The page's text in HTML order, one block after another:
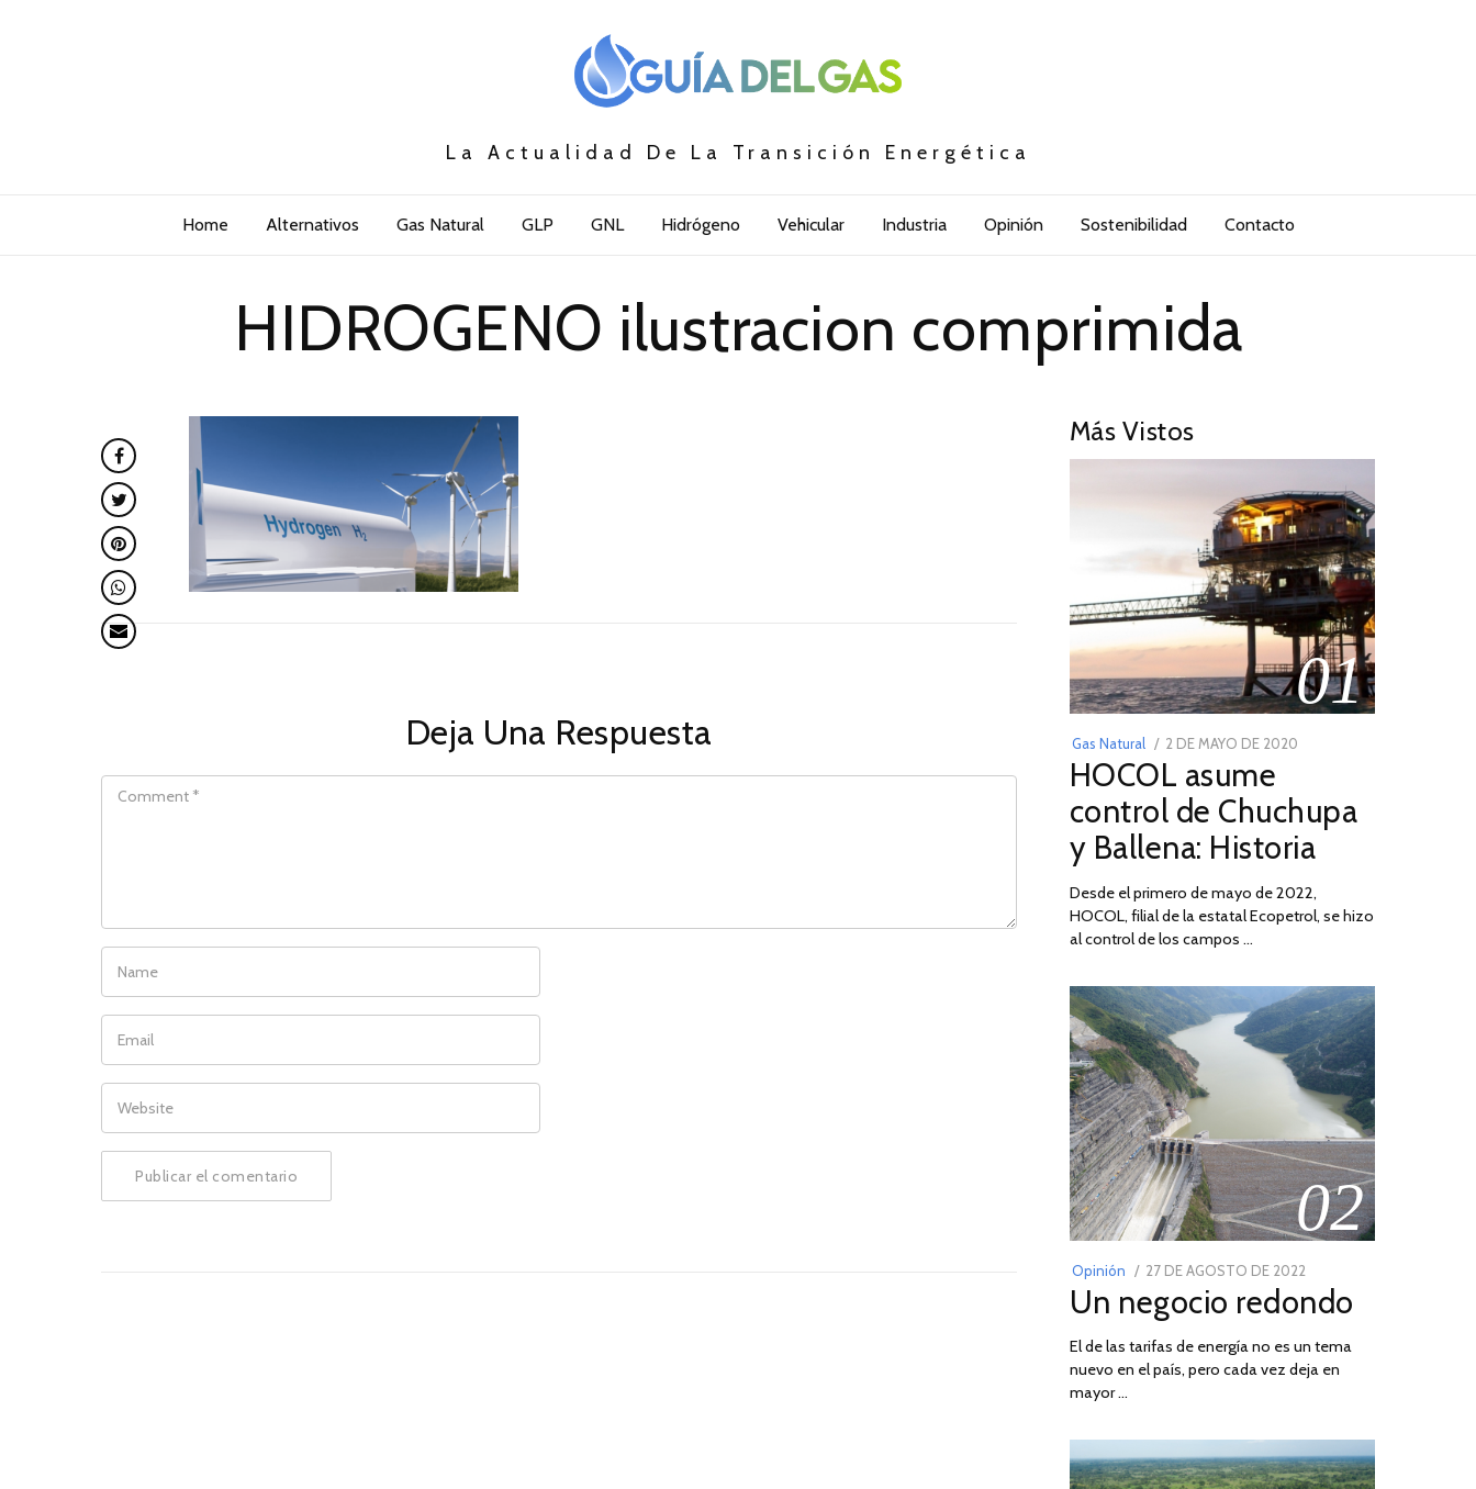
La Actualidad De La Transición Energética
Home Alternativos Gas Natural GLP GNL Hidrógeno Vehicular Industria Opinión Sostenibilidad Contacto
HIDROGENO ilustracion comprimida
Deja Una Respuesta
Más Vistos
01
Gas Natural
POSTED
ON
2 DE MAYO DE 2020
DE
2026
HOCOL asume
control de Chuchupa
y Ballena: Historia
Desde el primero de mayo de 2022,
HOCOL, filial de la estatal Ecopetrol, se hizo
al control de los campos …
02
Opinión
POSTED
ON
27 DE AGOSTO DE 2022
DE
DE
2022
Un negocio redondo
El de las tarifas de energía no es un tema
nuevo en el país, pero cada vez deja en
mayor …